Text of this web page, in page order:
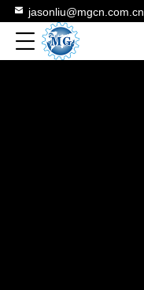
jasonliu@mgcn.com.cn